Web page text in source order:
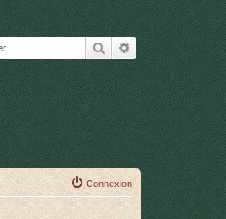
RechercherRecherche
Connexion